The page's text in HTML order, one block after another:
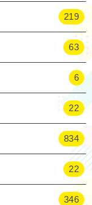
219
63
6
22
834
22
346